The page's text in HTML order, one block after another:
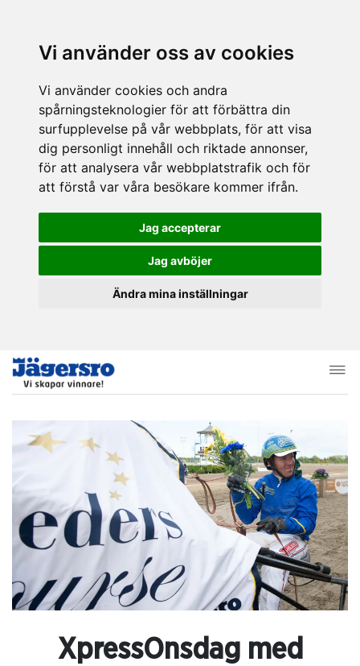
Vi använder oss av cookies
Vi använder cookies och andra
spårningsteknologier för att förbättra din
surfupplevelse på vår webbplats, för att visa
dig personligt innehåll och riktade annonser,
för att analysera vår webbplatstrafik och för
att förstå var våra besökare kommer ifrån.
Jag accepterar
Jag avböjer
Ändra mina inställningar
XpressOnsdag med